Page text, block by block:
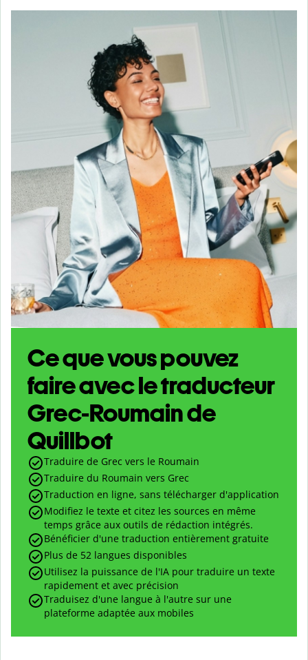
Ce que vous pouvez
faire avec le traducteur
Grec-Roumain de
Quillbot
Traduire de Grec vers le Roumain
Traduire du Roumain vers Grec
Traduction en ligne, sans télécharger d'application
Modifiez le texte et citez les sources en même
temps grâce aux outils de rédaction intégrés.
Bénéficier d'une traduction entièrement gratuite
Plus de 52 langues disponibles
Utilisez la puissance de l'IA pour traduire un texte
rapidement et avec précision
Traduisez d'une langue à l'autre sur une
plateforme adaptée aux mobiles